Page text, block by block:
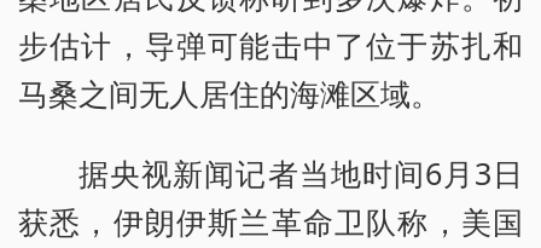
步估计，导弹可能击中了位于苏扎和
马桑之间无人居住的海滩区域。
据央视新闻记者当地时间6月3日
获悉，伊朗伊斯兰革命卫队称，美国